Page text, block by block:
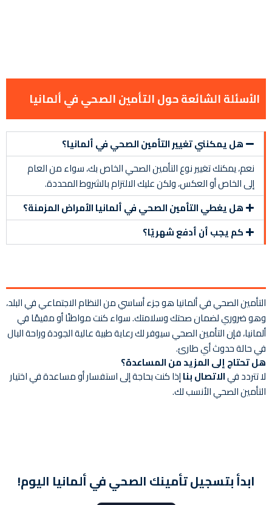
الأسئلة الشائعة حول التأمين الصحي في ألمانيا
هل يمكنني تغيير التأمين الصحي في ألمانيا؟
نعم، يمكنك تغيير نوع التأمين الصحي الخاص بك، سواء من العام
إلى الخاص أو العكس، ولكن عليك الالتزام بالشروط المحددة.
هل يغطي التأمين الصحي في ألمانيا الأمراض المزمنة؟
كم يجب أن أدفع شهريًا؟
التأمين الصحي في ألمانيا هو جزء أساسي من النظام الاجتماعي في البلد،
وهو ضروري لضمان صحتك وسلامتك. سواء كنت مواطنًا أو مقيمًا في
ألمانيا، فإن التأمين الصحي سيوفر لك رعاية طبية عالية الجودة وراحة البال
في حالة حدوث أي طارئ.
هل تحتاج إلى المزيد من المساعدة؟
لا تتردد فيالاتصال بناإذا كنت بحاجة إلى استفسار أو مساعدة في اختيار
التأمين الصحي الأنسب لك.
ابدأ بتسجيل تأمينك الصحي في ألمانيا اليوم!